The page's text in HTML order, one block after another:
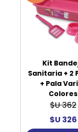
Kit
Sanitaria + 2
+ Pala
Colores
$U 362
$U 326